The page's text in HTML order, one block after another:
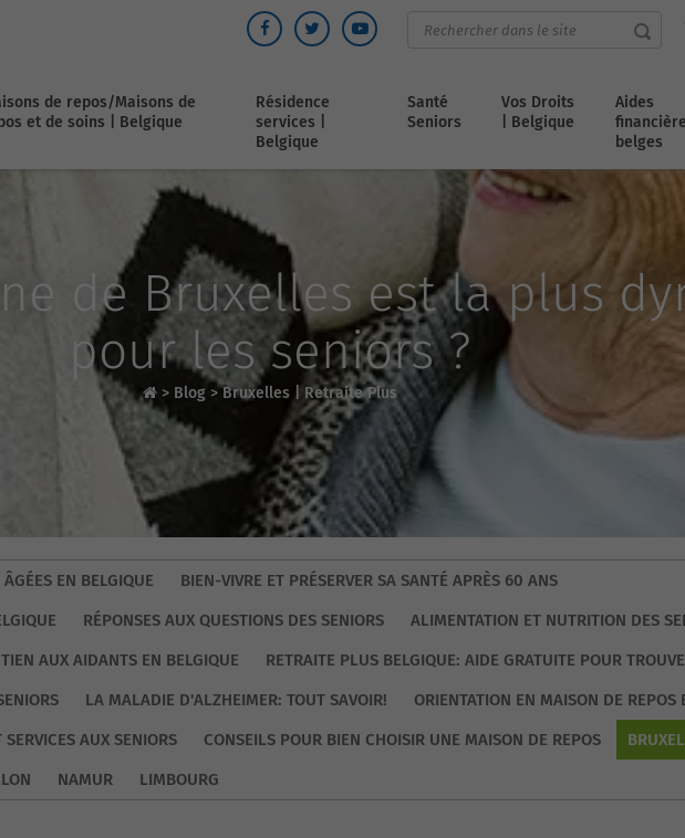
de repos/Maisons de
et de soins | Belgique
Résidence
services |
Belgique
Santé
Seniors
Vos Droits
| Belgique
Aides
belges
de Bruxelles est la plus
pour les seniors ?
> Blog >Bruxelles | Retraite Plus
EN BELGIQUE
BIEN-VIVRE ET PRÉSERVER SA SANTÉ APRÈS 60 ANS
RÉPONSES AUX QUESTIONS DES SENIORS
ALIMENTATION ET NUTRITION DES
AUX AIDANTS EN BELGIQUE
RETRAITE PLUS BELGIQUE: AIDE GRATUITE POUR
LA MALADIE D'ALZHEIMER: TOUT SAVOIR!
ORIENTATION EN MAISON DE REPOS
AUX SENIORS
CONSEILS POUR BIEN CHOISIR UNE MAISON DE REPOS
NAMUR LIMBOURG